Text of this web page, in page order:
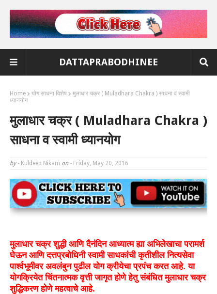
DATTAPRABODHINEE
Home योग साधना विशेष
मुलाधार चक्र ( Muladhara Chakra ) साधना व स्वामी
ध्यानयोग
मुलाधार चक्र ( Muladhara Chakra )
साधना व स्वामी ध्यानयोग
by - Kuldeep Nikam on - Friday, May 20, 2016
मुलाधार चक्र शुद्धी आणि दैनंदिन आध्यात्म ह्या अभिलेखाचा परामर्श
घेऊन आणि दत्तप्रबोधिनी स्वामी साधकांची कृतीशील नित्यसेवा
पार्श्वभूमीवर अवलंबुन पुढील योग क्रीयेचा प्रपंच करत आहे. या
योगक्रियेत चिंतनात्मक वृत्ती जागृत होणे हेतु संबंधित मुलाधार चक्र
शुद्धिकरण होणे महत्वाचे आहे.